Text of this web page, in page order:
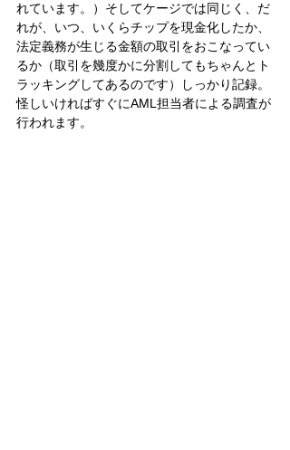
れています。）そしてケージでは同じく、だ
れが、いつ、いくらチップを現金化したか、
法定義務が生じる金額の取引をおこなってい
るか（取引を幾度かに分割してもちゃんとト
ラッキングしてあるのです）しっかり記録。
怪しいければすぐにAML担当者による調査が
行われます。